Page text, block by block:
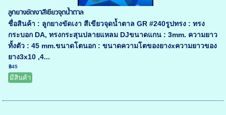
ลูกยางขัดเงาสีเขียวจุดน้ำตาล
ชื่อสินค้า : ลูกยางขัดเงา สีเขียวจุดน้ำตาล GR #240รูปทรง : ทรง
กระบอก DA, ทรงกระสุนปลายแหลม DJขนาดแกน : 3mm. ความยาว
ทั้งตัว : 45 mm.ขนาดโตนอก : ขนาดความโตของยางxความยาวของ
ยาง3x10 ,4...
฿45
มีสินค้า